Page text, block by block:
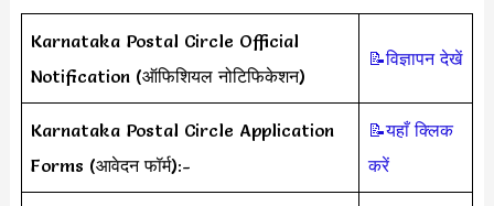
Karnataka Postal Circle Official
Notification (ऑफिशियल नोटिफिकेशन)
📝विज्ञापन देखें
Karnataka Postal Circle Application
Forms (आवेदन फॉर्म):-
📝यहाँ क्लिक
करें